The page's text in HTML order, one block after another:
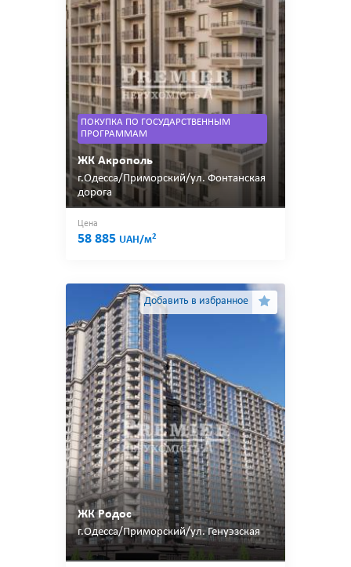
ПОКУПКА ПО ГОСУДАРСТВЕННЫМ
ПРОГРАММАМ
ЖК Акрополь
г.Одесса/Приморский/ул. Фонтанская
дорога
Цена
58 885 UAH/м2
Добавить в избранное
ЖК Родос
г.Одесса/Приморский/ул. Генуэзская